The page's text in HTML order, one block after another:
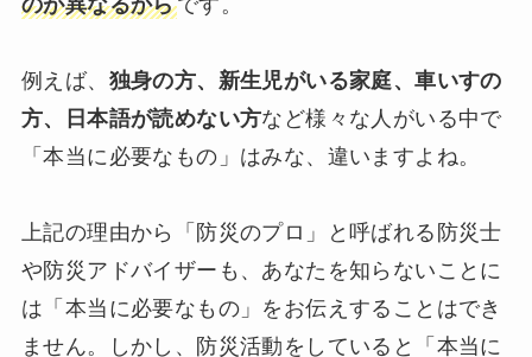
例えば、 独身の方、新生児がいる家庭、車いすの
方、日本語が読めない方など様々な人がいる中で
「本当に必要なもの」はみな、違いますよね。
上記の理由から「防災のプロ」と呼ばれる防災士
や防災アドバイザーも、あなたを知らないことに
は「本当に必要なもの」をお伝えすることはでき
ません。しかし、防災活動をしていると「本当に